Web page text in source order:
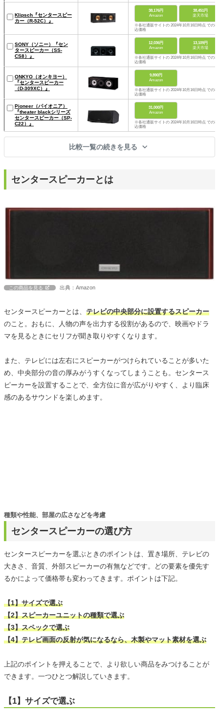
Klipsch『センタースピー
カー（R-52C）』
38,176円
Amazon
38,451円
楽天市場
※各社通販サイトの 2024年10月16日時点 での税
込価格
SONY（ソニー）『セン
タースピーカー（SS-
CS8）』
12,036円
Amazon
13,109円
楽天市場
※各社通販サイトの 2024年10月16日時点 での税
込価格
ONKYO（オンキヨー）
『センタースピーカー
（D-309XC）』
9,890円
Amazon
※各社通販サイトの 2024年10月16日時点 での税
込価格
Pioneer（パイオニア）
『theater blackシリーズ
センタースピーカー（SP-
C22）』
31,000円
Amazon
※各社通販サイトの 2024年10月16日時点 での税
込価格
比較一覧の続きを見る
センタースピーカーとは
この商品を見る 出典：Amazon
センタースピーカーとは、 テレビの中央部分に設置するスピーカー
のこと。おもに、人物の声を出力する役割があるので、映画やドラ
マを見るときにセリフが聞き取りやすくなります。
また、テレビには左右にスピーカーがつけられていることが多いた
め、中央部分の音の厚みがうすくなってしまうことも。センタース
ピーカーを設置することで、全方位に音が広がりやすく、より臨床
感のあるサウンドを楽しめます。
センタースピーカーの選び方
種類や性能、部屋の広さなどを考慮
センタースピーカーを選ぶときのポイントは、置き場所、テレビの
大きさ、音質、外部スピーカーの有無などです。どの要素を優先す
るかによって価格帯も変わってきます。ポイントは下記。
【1】サイズで選ぶ
【2】スピーカーユニットの種類で選ぶ
【3】スペックで選ぶ
【4】テレビ画面の反射が気になるなら、木製やマット素材を選ぶ
上記のポイントを押えることで、より欲しい商品をみつけることが
できます。一つひとつ解説していきます。
【1】サイズで選ぶ